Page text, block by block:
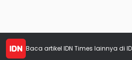
Baca artikel IDN Times lainnya di